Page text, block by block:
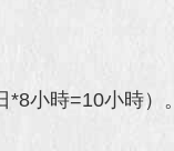
小時=10小時）。